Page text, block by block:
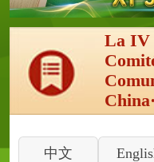
La IV
中文